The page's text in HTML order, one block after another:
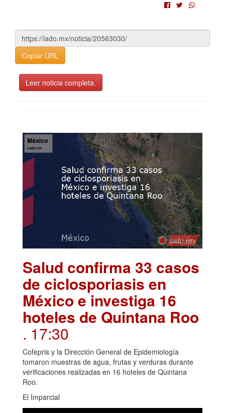
Copiar URL
Leer noticia completa.
Salud confirma 33 casos
de ciclosporiasis en
México e investiga 16
hoteles de Quintana Roo
. 17:30
Cofepris y la Dirección General de Epidemiología
tomaron muestras de agua, frutas y verduras durante
verificaciones realizadas en 16 hoteles de Quintana
Roo.
El Imparcial